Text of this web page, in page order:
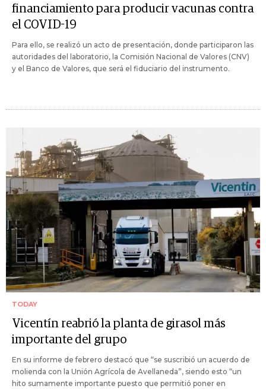
financiamiento para producir vacunas contra
el COVID-19
Para ello, se realizó un acto de presentación, donde participaron las
autoridades del laboratorio, la Comisión Nacional de Valores (CNV)
y el Banco de Valores, que será el fiduciario del instrumento.
TODAY
Vicentín reabrió la planta de girasol más
importante del grupo
En su informe de febrero destacó que “se suscribió un acuerdo de
molienda con la Unión Agrícola de Avellaneda”, siendo esto “un
hito sumamente importante puesto que permitió poner en